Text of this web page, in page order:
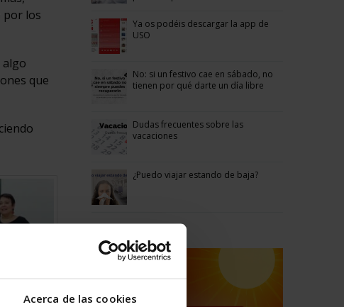
Acerca de las cookies
por los
algo
que
Ya os podéis descargar la app de
USO
No: si un festivo cae en sábado, no
tienen por qué darte un día libre
Dudas frecuentes sobre las
vacaciones
¿Puedo viajar estando de baja?